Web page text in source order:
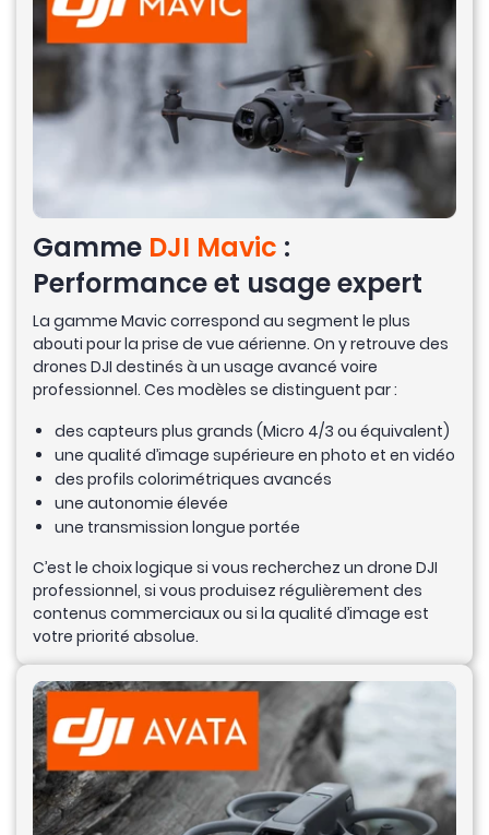
Gamme DJI Mavic :
Performance et usage expert
La gamme Mavic correspond au segment le plus
abouti pour la prise de vue aérienne. On y retrouve des
drones DJI destinés à un usage avancé voire
professionnel. Ces modèles se distinguent par :
des capteurs plus grands (Micro 4/3 ou équivalent)
une qualité d’image supérieure en photo et en vidéo
des profils colorimétriques avancés
une autonomie élevée
une transmission longue portée
C’est le choix logique si vous recherchez un drone DJI
professionnel, si vous produisez régulièrement des
contenus commerciaux ou si la qualité d’image est
votre priorité absolue.